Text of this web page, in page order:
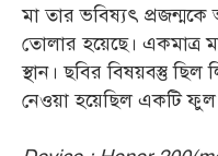
মা তার ভবিষ্যৎ
তোলার হয়েছে। একমাত্র
স্থান। ছবির বিষয়বস্তু
নেওয়া হয়েছিল একটি ফুল